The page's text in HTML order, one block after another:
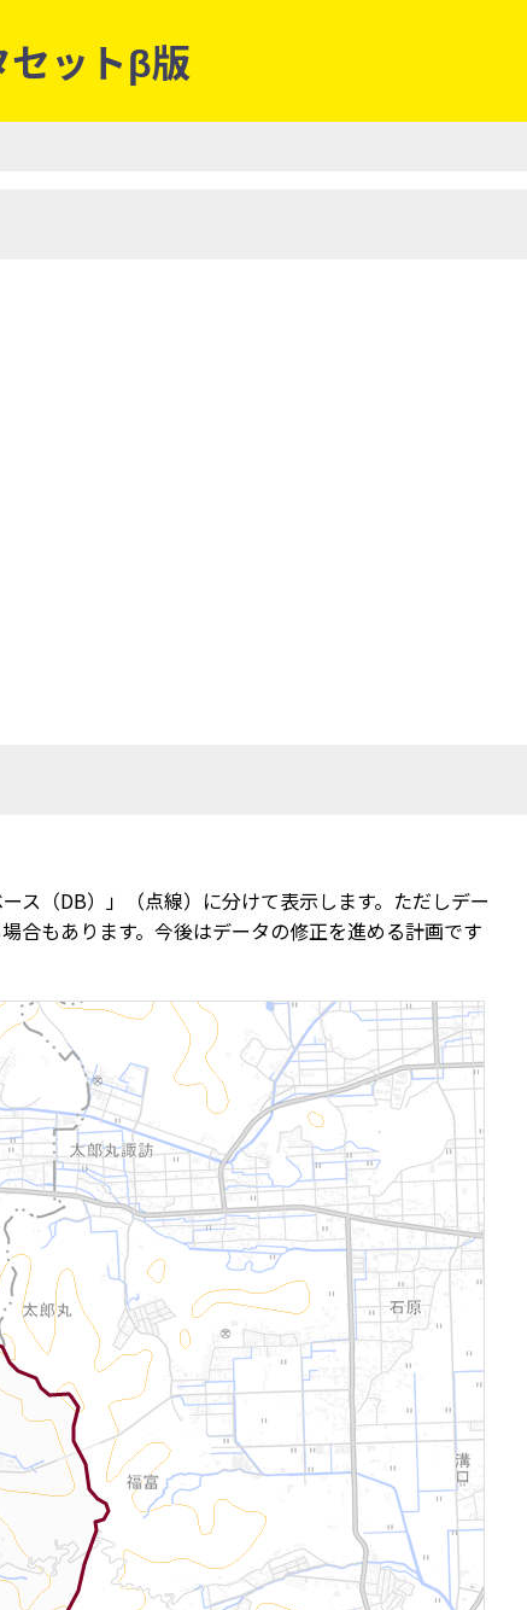
ットβ版
ス（DB）」（点線）に分けて表示します。ただしデー
合もあります。今後はデータの修正を進める計画です